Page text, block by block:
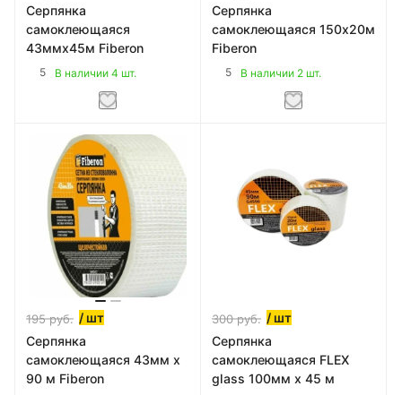
Серпянка
самоклеющаяся
43ммх45м Fiberon
5 В наличии 4 шт.
Серпянка
самоклеющаяся 150х20м
Fiberon
5 В наличии 2 шт.
195руб. / шт
Серпянка
самоклеющаяся 43мм х
90 м Fiberon
300руб. / шт
Серпянка
самоклеющаяся FLEX
glass 100мм х 45 м